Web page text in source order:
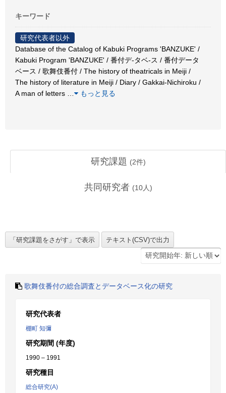
キーワード
研究代表者以外
Database of the Catalog of Kabuki Programs 'BANZUKE' /
Kabuki Program 'BANZUKE' / 番付デ-タベ-ス / 番付データ
ベース / 歌舞伎番付 / The history of theatricals in Meiji /
The history of literature in Meiji / Diary / Gakkai-Nichiroku /
A man of letters
もっと見る
研究課題 (2件)
共同研究者 (10人)
歌舞伎番付の総合調査とデータベース化の研究
研究代表者
棚町 知彌
研究期間 (年度)
1990 – 1991
研究種目
総合研究(A)